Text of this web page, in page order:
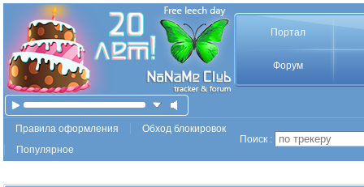
Портал
Форум
Правила оформления
Обход блокировок
Популярное
Поиск :